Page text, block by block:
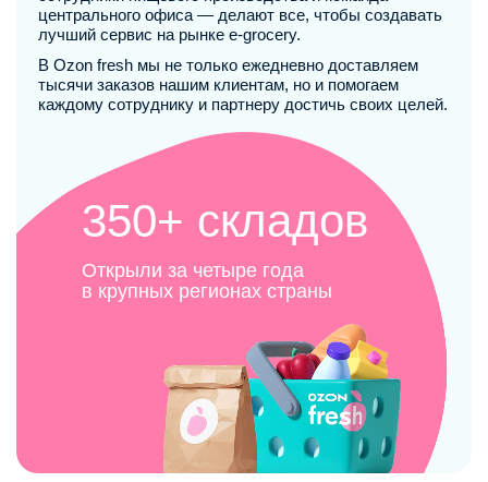
центрального офиса — делают все, чтобы создавать
лучший сервис на рынке e-grocery.
В Ozon fresh мы не только ежедневно доставляем
тысячи заказов нашим клиентам, но и помогаем
каждому сотруднику и партнеру достичь своих целей.
350+ складов
Открыли за четыре года
в крупных регионах страны